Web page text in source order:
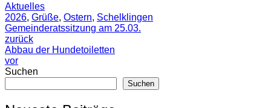
Aktuelles
2026, Grüße, Ostern, Schelklingen
Gemeinderatssitzung am 25.03.
zurück
Abbau der Hundetoiletten
vor
Suchen
Suchen